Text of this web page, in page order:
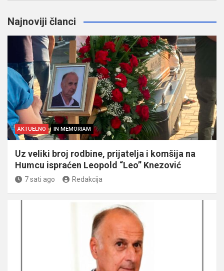
Najnoviji članci
AKTUELNO IN MEMORIAM
Uz veliki broj rodbine, prijatelja i komšija na
Humcu ispraćen Leopold “Leo” Knezović
7 sati ago Redakcija